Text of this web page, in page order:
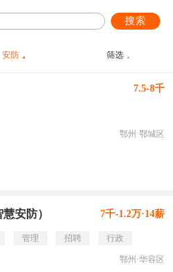
搜索
安防 筛选
7.5-8千
鄂州·鄂城区
安防） 7千-1.2万·14薪
管理 招聘 行政
鄂州·华容区